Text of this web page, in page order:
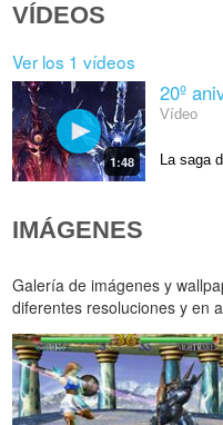
VÍDEOS
Ver los 1 vídeos
1:48
20º
Vídeo
La saga
IMÁGENES
Galería de imágenes y
diferentes resoluciones y en